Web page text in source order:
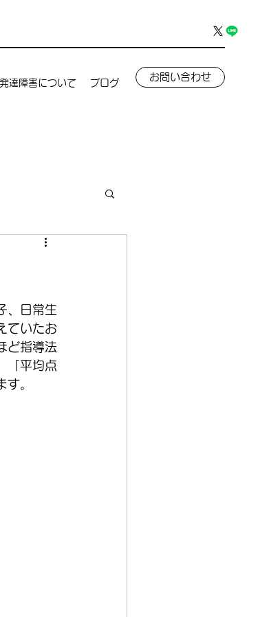
発達障害について ブログ
お問い合わせ
、日常生
ていたお
ど指導法
「平均点
。